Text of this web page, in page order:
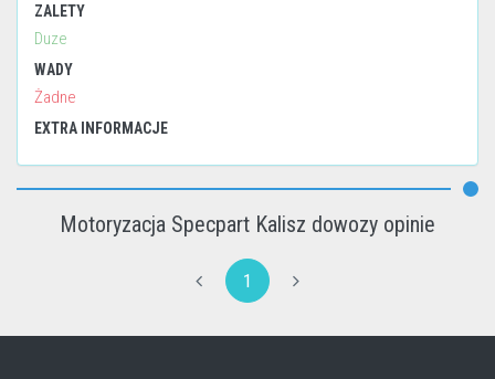
ZALETY
Duze
WADY
Żadne
EXTRA INFORMACJE
Motoryzacja Specpart Kalisz dowozy opinie
1